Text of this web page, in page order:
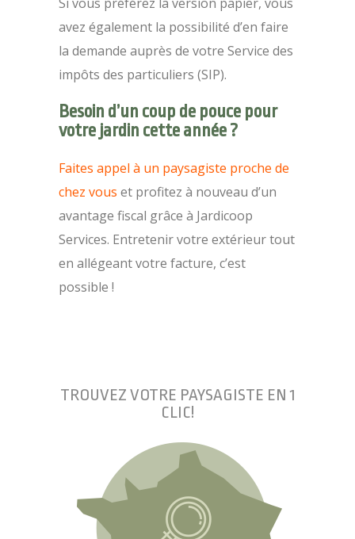
avez également la possibilité d’en faire
la demande auprès de votre Service des
impôts des particuliers (SIP).
Besoin d’un coup de pouce pour
votre jardin cette année ?
Faites appel à un paysagiste proche de
chez vous et profitez à nouveau d’un
avantage fiscal grâce à Jardicoop
Services. Entretenir votre extérieur tout
en allégeant votre facture, c’est
possible !
TROUVEZ VOTRE PAYSAGISTE EN 1
CLIC!